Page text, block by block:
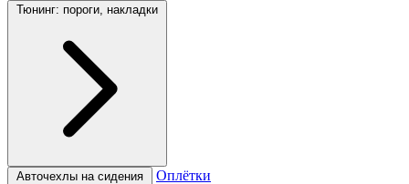
Тюнинг: пороги, накладки
Авточехлы на сидения Оплётки